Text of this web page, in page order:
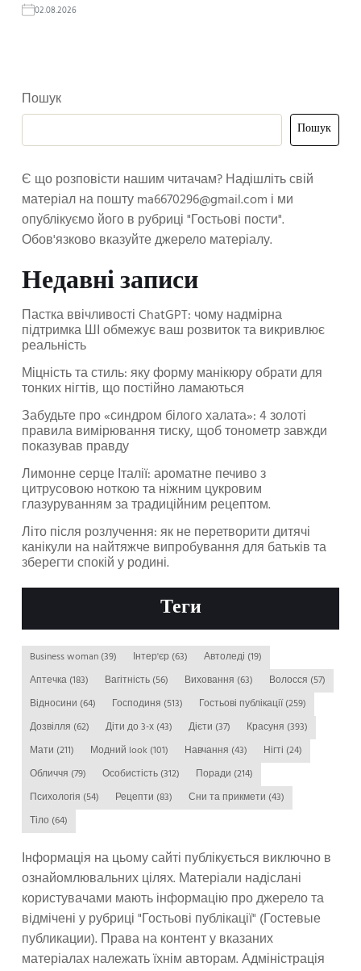
02.08.2026
Пошук
Пошук
Є що розповісти нашим читачам? Надішліть свій
матеріал на поштуma6670296@gmail.com і ми
опублікуємо його в рубриці "Гостьові пости".
Обов'язково вказуйте джерело матеріалу.
Недавні записи
Пастка ввічливості ChatGPT: чому надмірна
підтримка ШІ обмежує ваш розвиток та викривлює
реальність
Міцність та стиль: яку форму манікюру обрати для
тонких нігтів, що постійно ламаються
Забудьте про «синдром білого халата»: 4 золоті
правила вимірювання тиску, щоб тонометр завжди
показував правду
Лимонне серце Італії: ароматне печиво з
цитрусовою ноткою та ніжним цукровим
глазуруванням за традиційним рецептом.
Літо після розлучення: як не перетворити дитячі
канікули на найтяжче випробування для батьків та
зберегти спокій у родині.
Теги
Business woman (39) Інтер'єр (63) Автоледі (19)
Аптечка (183) Вагітність (56) Виховання (63) Волосся (57)
Відносини (64) Господиня (513) Гостьові публікації(259)
Дозвілля (62) Діти до 3-х (43) Дієти (37) Красуня (393)
Мати (211) Модний look (101) Навчання (43) Нігті (24)
Обличчя (79) Особистість (312) Поради (214)
Психологія (54) Рецепти (83) Сни та прикмети (43)
Тіло (64)
Інформація на цьому сайті публікується виключно в
ознайомлювальних цілях. Матеріали надіслані
користувачами мають інформацію про джерело та
відмічені у рубриці "Гостьові публікації" (Гостевые
публикации). Права на контент у вказаних
матеріалах належать їхнім авторам. Адміністрація